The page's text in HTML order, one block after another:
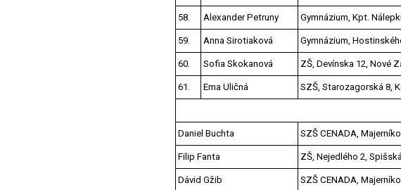
58. Alexander Petruny Gymnázium, Kpt.
59. Anna Sirotiaková Gymnázium,
60. Sofia Skokanová ZŠ, Devínska 12, Nové
61. Ema Uličná SZŠ, Starozagorská 8,
Daniel Buchta SZŠ CENADA,
Filip Fanta ZŠ, Nejedlého 2,
Dávid Gžib SZŠ CENADA,